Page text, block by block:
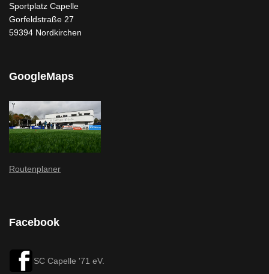
Sportplatz Capelle
Gorfeldstraße 27
59394 Nordkirchen
GoogleMaps
Routenplaner
Facebook
SC Capelle '71 eV.